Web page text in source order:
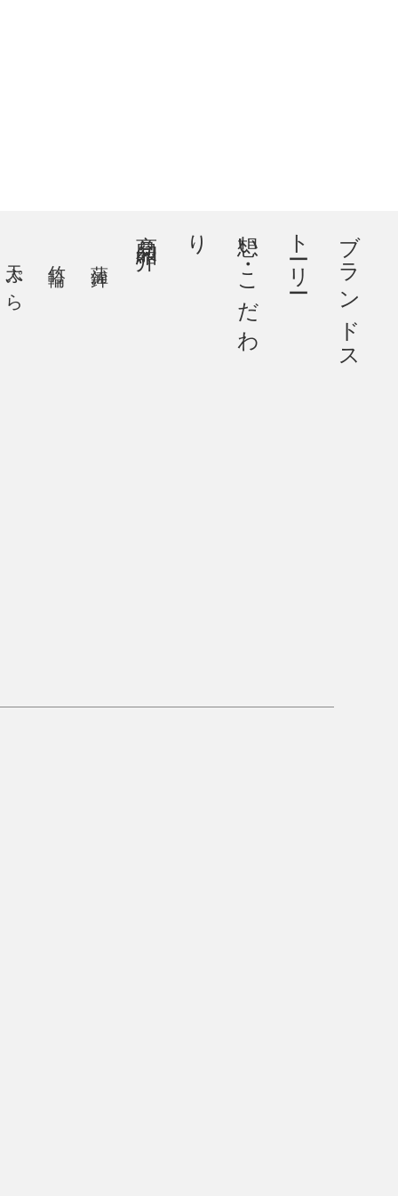
ブ
ラ
ン
ド
ス
ト
ー
リ
ー
想
い
・
こ
だ
わ
り
天ぷら